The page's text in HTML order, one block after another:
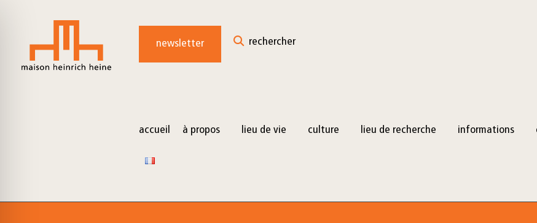
content
newsletter rechercher
accueil à propos lieu de vie culture lieu de recherche informations